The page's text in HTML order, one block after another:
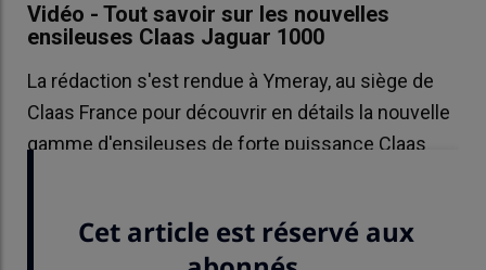
Vidéo - Tout savoir sur les nouvelles
ensileuses Claas Jaguar 1000
La rédaction s'est rendue à Ymeray, au siège de
Claas France pour découvrir en détails la nouvelle
gamme d'ensileuses de forte puissance Claas